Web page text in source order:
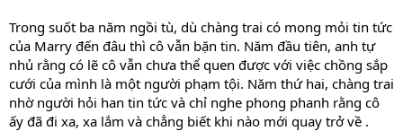
Trong suốt ba năm ngồi tù, dù chàng trai có mong mỏi tin tức
của Marry đến đâu thì cô vẫn bặn tin. Năm đầu tiên, anh tự
nhủ rằng có lẽ cô vẫn chưa thể quen được với việc chồng sắp
cưới của mình là một người phạm tội. Năm thứ hai, chàng trai
nhờ người hỏi han tin tức và chỉ nghe phong phanh rằng cô
ấy đã đi xa, xa lắm và chẳng biết khi nào mới quay trở về .